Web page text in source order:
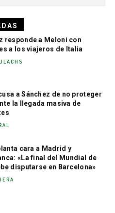
responde a Meloni con
a los viajeros de Italia
a Sánchez de no proteger
la llegada masiva de
cara a Madrid y
«La final del Mundial de
disputarse en Barcelona»